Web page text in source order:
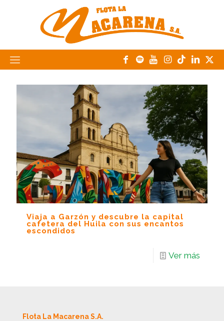
Viaja a Garzón y descubre la capital
cafetera del Huila con sus encantos
escondidos
Ver más
Flota La Macarena S.A.